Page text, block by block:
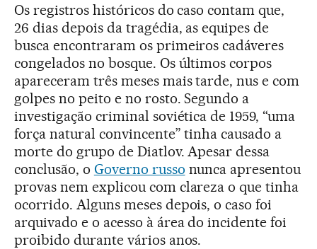
Os registros históricos do caso contam que,
26 dias depois da tragédia, as equipes de
busca encontraram os primeiros cadáveres
congelados no bosque. Os últimos corpos
apareceram três meses mais tarde, nus e com
golpes no peito e no rosto. Segundo a
investigação criminal soviética de 1959, “uma
força natural convincente” tinha causado a
morte do grupo de Diatlov. Apesar dessa
conclusão, o Governo russo nunca apresentou
provas nem explicou com clareza o que tinha
ocorrido. Alguns meses depois, o caso foi
arquivado e o acesso à área do incidente foi
proibido durante vários anos.